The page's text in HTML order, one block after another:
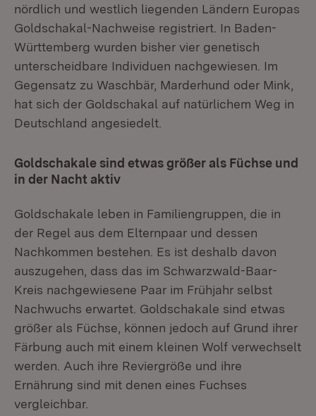
nördlich und westlich liegenden Ländern Europas
Goldschakal-Nachweise registriert. In Baden-
Württemberg wurden bisher vier genetisch
unterscheidbare Individuen nachgewiesen. Im
Gegensatz zu Waschbär, Marderhund oder Mink,
hat sich der Goldschakal auf natürlichem Weg in
Deutschland angesiedelt.
Goldschakale sind etwas größer als Füchse und
in der Nacht aktiv
Goldschakale leben in Familiengruppen, die in
der Regel aus dem Elternpaar und dessen
Nachkommen bestehen. Es ist deshalb davon
auszugehen, dass das im Schwarzwald-Baar-
Kreis nachgewiesene Paar im Frühjahr selbst
Nachwuchs erwartet. Goldschakale sind etwas
größer als Füchse, können jedoch auf Grund ihrer
Färbung auch mit einem kleinen Wolf verwechselt
werden. Auch ihre Reviergröße und ihre
Ernährung sind mit denen eines Fuchses
vergleichbar.